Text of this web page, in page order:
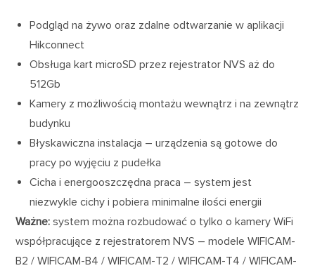
Podgląd na żywo oraz zdalne odtwarzanie w aplikacji
Hikconnect
Obsługa kart microSD przez rejestrator NVS aż do
512Gb
Kamery z możliwością montażu wewnątrz i na zewnątrz
budynku
Błyskawiczna instalacja – urządzenia są gotowe do
pracy po wyjęciu z pudełka
Cicha i energooszczędna praca – system jest
niezwykle cichy i pobiera minimalne ilości energii
Ważne:system można rozbudować o tylko o kamery WiFi
współpracujące z rejestratorem NVS – modele WIFICAM-
B2 / WIFICAM-B4 / WIFICAM-T2 / WIFICAM-T4 / WIFICAM-